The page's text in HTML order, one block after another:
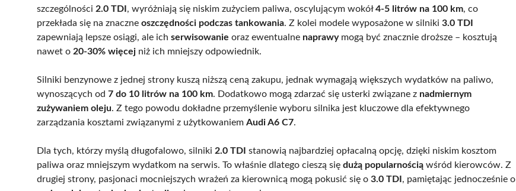
szczególności 2.0 TDI , wyróżniają się niskim zużyciem paliwa, oscylującym wokół4-5 litrów na 100 km, co
przekłada się na znaczne oszczędności podczas tankowania. Z kolei modele wyposażone w silniki 3.0 TDI
zapewniają lepsze osiągi, ale ich serwisowanie oraz ewentualne naprawymogą być znacznie droższe – kosztują
nawet o 20-30% więcej niż ich mniejszy odpowiednik.
Silniki benzynowe z jednej strony kuszą niższą ceną zakupu, jednak wymagają większych wydatków na paliwo,
wynoszących od 7 do 10 litrów na 100 km. Dodatkowo mogą zdarzać się usterki związane z nadmiernym
zużywaniem oleju. Z tego powodu dokładne przemyślenie wyboru silnika jest kluczowe dla efektywnego
zarządzania kosztami związanymi z użytkowaniem Audi A6 C7.
Dla tych, którzy myślą długofalowo, silniki 2.0 TDI stanowią najbardziej opłacalną opcję, dzięki niskim kosztom
paliwa oraz mniejszym wydatkom na serwis. To właśnie dlatego cieszą się dużą popularnością wśród kierowców. Z
drugiej strony, pasjonaci mocniejszych wrażeń za kierownicą mogą pokusić się o 3.0 TDI , pamiętając jednocześnie o